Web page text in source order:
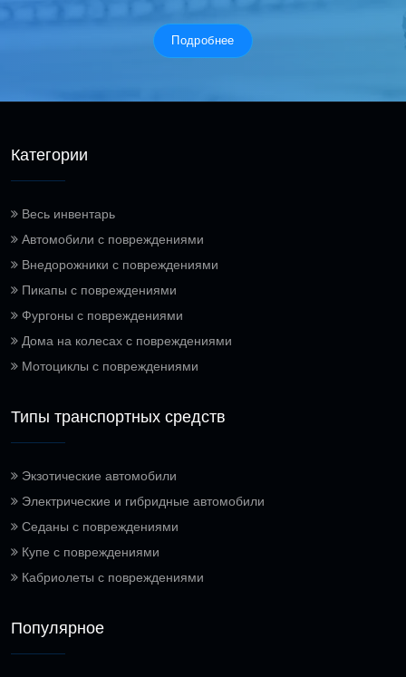
Подробнее
Категории
Весь инвентарь
Автомобили с повреждениями
Внедорожники с повреждениями
Пикапы с повреждениями
Фургоны с повреждениями
Дома на колесах с повреждениями
Мотоциклы с повреждениями
Типы транспортных средств
Экзотические автомобили
Электрические и гибридные автомобили
Седаны с повреждениями
Купе с повреждениями
Кабриолеты с повреждениями
Популярное